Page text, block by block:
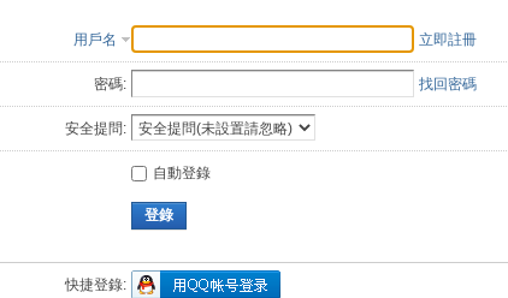
用戶名 立即註冊
密碼: 找回密碼
安全提問:
自動登錄
登錄
快捷登錄: